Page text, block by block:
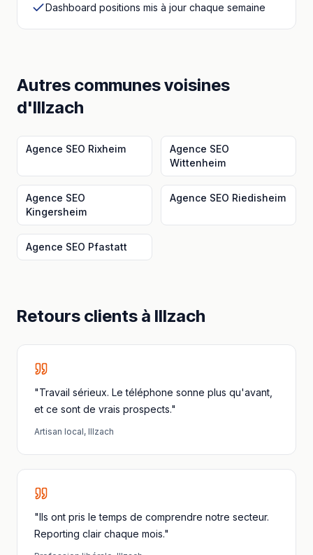
Dashboard positions mis à jour chaque semaine
Autres communes voisines
d'Illzach
Agence SEO Rixheim
Agence SEO
Wittenheim
Agence SEO
Kingersheim
Agence SEO Riedisheim
Agence SEO Pfastatt
Retours clients à Illzach
"Travail sérieux. Le téléphone sonne plus qu'avant,
et ce sont de vrais prospects."
Artisan local, Illzach
"Ils ont pris le temps de comprendre notre secteur.
Reporting clair chaque mois."